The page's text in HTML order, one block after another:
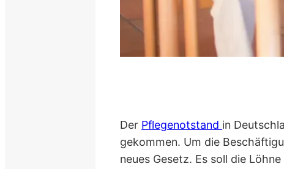
Der Pflegenotstand in
gekommen. Um die
neues Gesetz. Es soll die